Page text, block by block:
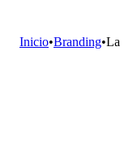
Inicio•Branding•La